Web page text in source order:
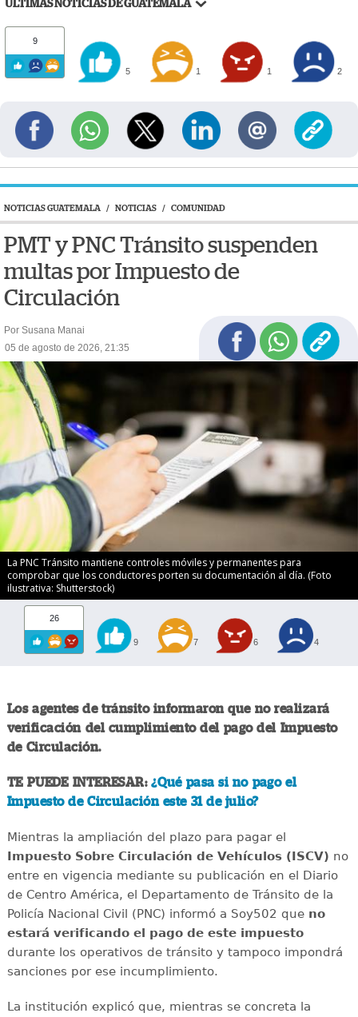
ÚLTIMAS NOTICIAS DE GUATEMALA
9
5 1 1 2
NOTICIAS GUATEMALA / NOTICIAS / COMUNIDAD
PMT y PNC Tránsito suspenden
multas por Impuesto de
Circulación
Por Susana Manai
05 de agosto de 2026, 21:35
La PNC Tránsito mantiene controles móviles y permanentes para
comprobar que los conductores porten su documentación al día. (Foto
ilustrativa: Shutterstock)
26
9 7 6 4
Los agentes de tránsito informaron que no realizará
verificación del cumplimiento del pago del Impuesto
de Circulación.
TE PUEDE INTERESAR:¿Qué pasa si no pago el
Impuesto de Circulación este 31 de julio?
Mientras la ampliación del plazo para pagar el
Impuesto Sobre Circulación de Vehículos (ISCV) no
entre en vigencia mediante su publicación en el Diario
de Centro América, el Departamento de Tránsito de la
Policía Nacional Civil (PNC) informó a Soy502 que no
estará verificando el pago de este impuesto
durante los operativos de tránsito y tampoco impondrá
sanciones por ese incumplimiento.
La institución explicó que, mientras se concreta la